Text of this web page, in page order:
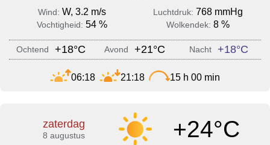
Wind: W, 3.2 m/s Luchtdruk: 768 mmHg
Vochtigheid: 54 % Wolkendek: 8 %
Ochtend +18°C Avond +21°C Nacht +18°C
06:18 21:18 15 h 00 min
zaterdag
8 augustus +24°C